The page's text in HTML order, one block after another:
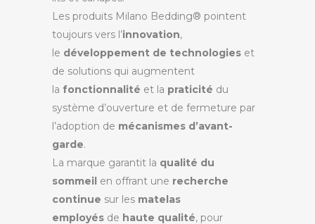
Les produits Milano Bedding® pointent
toujours vers l’innovation,
le développement de technologies et
de solutions qui augmentent
la fonctionnalité et la praticité du
système d’ouverture et de fermeture par
l’adoption de mécanismes d’avant-
garde.
La marque garantit la qualité du
sommeil en offrant une recherche
continue sur les matelas
employés de haute qualité, pour